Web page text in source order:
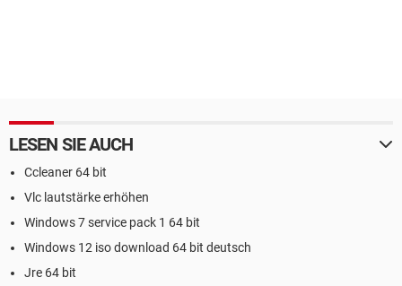
LESEN SIE AUCH
Ccleaner 64 bit
Vlc lautstärke erhöhen
Windows 7 service pack 1 64 bit
Windows 12 iso download 64 bit deutsch
Jre 64 bit